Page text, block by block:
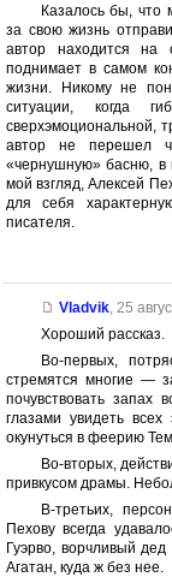
Казалось бы, что
за свою жизнь
автор находится на
поднимает в самом
жизни. Никому не
ситуации, когда
сверхэмоциональной,
автор не перешел
«чернушную» басню, в
мой взгляд, Алексей
для себя
писателя.
Vladvik, 25
Хороший рассказ.
Во-первых,
стремятся многие —
почувствовать запах
глазами увидеть
окунуться в феерию
Во-вторых,
привкусом драмы.
В-третьих,
Пехову всегда
Гуэрво, ворчливый
Агатан, куда ж без нее.